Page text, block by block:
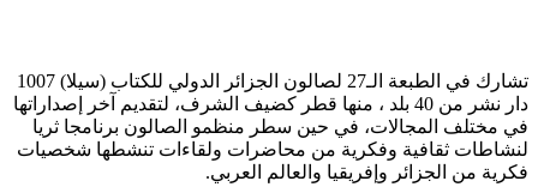
تشارك في الطبعة الـ27 لصالون الجزائر الدولي للكتاب (سيلا) 1007
دار نشر من 40 بلد ، منها قطر كضيف الشرف، لتقديم آخر إصداراتها
في مختلف المجالات، في حين سطر منظمو الصالون برنامجا ثريا
لنشاطات ثقافية وفكرية من محاضرات ولقاءات تنشطها شخصيات
فكرية من الجزائر وإفريقيا والعالم العربي.